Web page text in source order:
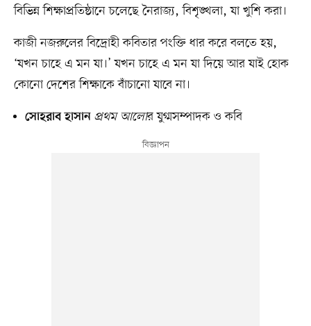
বিভিন্ন শিক্ষাপ্রতিষ্ঠানে চলেছে নৈরাজ্য, বিশৃঙ্খলা, যা খুশি করা।
কাজী নজরুলের বিদ্রোহী কবিতার পংক্তি ধার করে বলতে হয়,
‘যখন চাহে এ মন যা।’ যখন চাহে এ মন যা দিয়ে আর যাই হোক
কোনো দেশের শিক্ষাকে বাঁচানো যাবে না।
সোহরাব হাসান প্রথম আলোর যুগ্মসম্পাদক ও কবি